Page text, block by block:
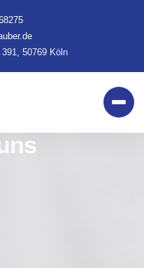
50769 Köln